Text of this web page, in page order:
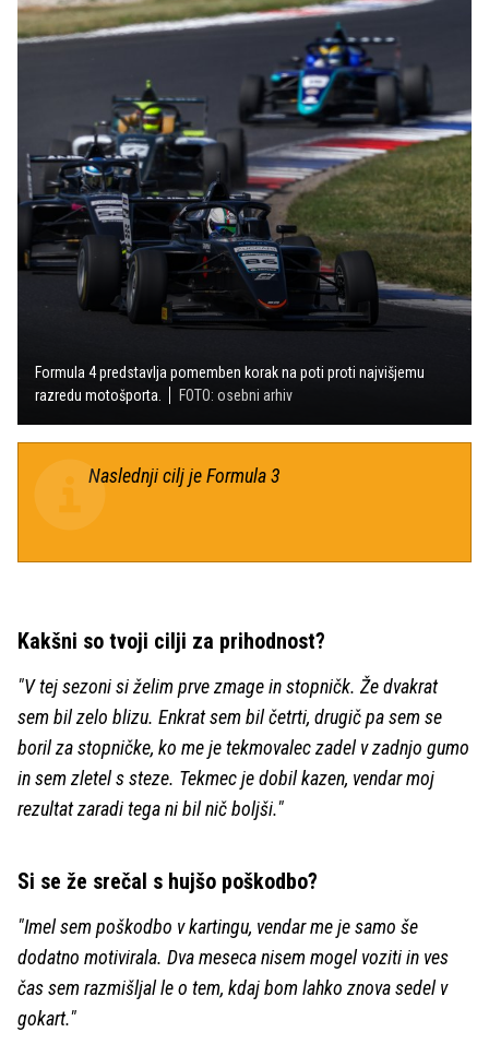
Formula 4 predstavlja pomemben korak na poti proti najvišjemu
razredu motošporta.
FOTO: osebni arhiv
Naslednji cilj je Formula 3
Kakšni so tvoji cilji za prihodnost?
"V tej sezoni si želim prve zmage in stopničk. Že dvakrat
sem bil zelo blizu. Enkrat sem bil četrti, drugič pa sem se
boril za stopničke, ko me je tekmovalec zadel v zadnjo gumo
in sem zletel s steze. Tekmec je dobil kazen, vendar moj
rezultat zaradi tega ni bil nič boljši."
Si se že srečal s hujšo poškodbo?
"Imel sem poškodbo v kartingu, vendar me je samo še
dodatno motivirala. Dva meseca nisem mogel voziti in ves
čas sem razmišljal le o tem, kdaj bom lahko znova sedel v
gokart."